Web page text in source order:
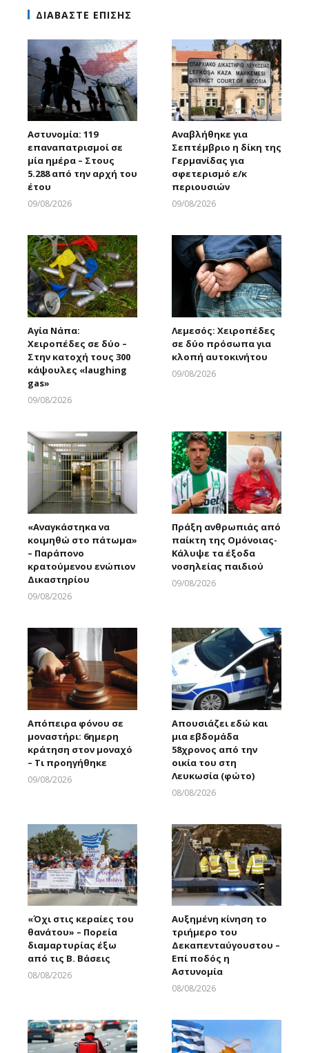
ΔΙΑΒΑΣΤΕ ΕΠΙΣΗΣ
Αστυνομία: 119
επαναπατρισμοί σε
μία ημέρα – Στους
5.288 από την αρχή του
έτου
09/08/2026
Αναβλήθηκε για
Σεπτέμβριο η δίκη της
Γερμανίδας για
σφετερισμό ε/κ
περιουσιών
09/08/2026
Αγία Νάπα:
Χειροπέδες σε δύο –
Στην κατοχή τους 300
κάψουλες «laughing
gas»
09/08/2026
Λεμεσός: Χειροπέδες
σε δύο πρόσωπα για
κλοπή αυτοκινήτου
09/08/2026
«Αναγκάστηκα να
κοιμηθώ στο πάτωμα»
– Παράπονο
κρατούμενου ενώπιον
Δικαστηρίου
09/08/2026
Πράξη ανθρωπιάς από
παίκτη της Ομόνοιας-
Κάλυψε τα έξοδα
νοσηλείας παιδιού
09/08/2026
Απόπειρα φόνου σε
μοναστήρι: 6ημερη
κράτηση στον μοναχό
– Τι προηγήθηκε
09/08/2026
Απουσιάζει εδώ και
μια εβδομάδα
58χρονος από την
οικία του στη
Λευκωσία (φώτο)
08/08/2026
«Όχι στις κεραίες του
θανάτου» – Πορεία
διαμαρτυρίας έξω
από τις Β. Βάσεις
08/08/2026
Αυξημένη κίνηση το
τριήμερο του
Δεκαπενταύγουστου –
Επί ποδός η
Αστυνομία
08/08/2026